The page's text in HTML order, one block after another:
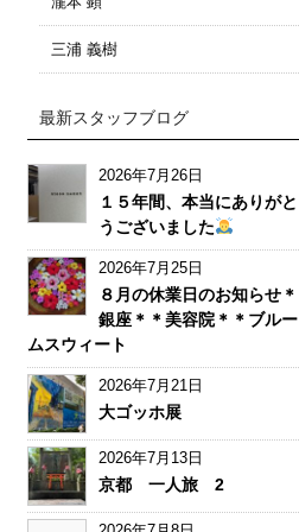
三浦 義樹
最新スタッフブログ
2026年7月26日
１５年間、本当にありがと
うございました
2026年7月25日
８月の休業日のお知らせ＊
銀座＊＊美容院＊＊ブルー
ムスウィート
2026年7月21日
大ゴッホ展
2026年7月13日
京都 一人旅 2